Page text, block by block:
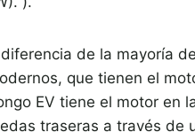
de la mayoría
que tienen el
EV tiene el motor en
traseras a través de